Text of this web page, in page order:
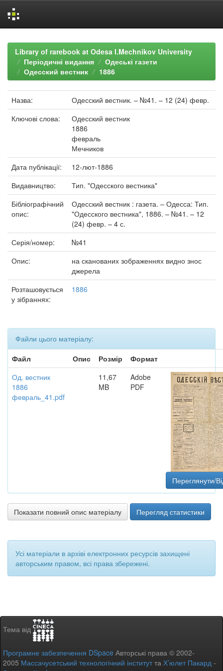
navigationLibrary of rarebook at Odesa I.Mechnikov University
Періодичні видання
Одеські газети
Одесский вестник
1886
Назва:
Одесский вестник. – №41. – 12 (24) февр.
Ключові слова:
Одесский вестник
1886
февраль
Мечников
Дата публікації:
12-лют-1886
Видавництво:
Тип. "Одесского вестника"
Бібліографічний
опис:
Одесский вестник : газета. – Одесса: Тип.
"Одесского вестника", 1886. – №41. – 12
(24) февр. – 4 с.
Серія/номер:
№41
Опис:
на сканованих зображеннях видно знос
джерела
Розташовується
у зібраннях:
1886
Файли цього матеріалу:
Файл
Опис Розмір
Формат
Од. вестник
1886
февраль_41.pdf
11,67
MB
Adobe
PDF
Переглянути/
Показати повний опис матеріалу Перегляд статистики
Усі матеріали в архіві електронних ресурсів захищені
авторським правом, всі права збережені.
Тема від
Програмне забезпечення DSpace Авторські права © 2002-
2005 Массачусетський технологічний інститутта Х’юлет Пакард -